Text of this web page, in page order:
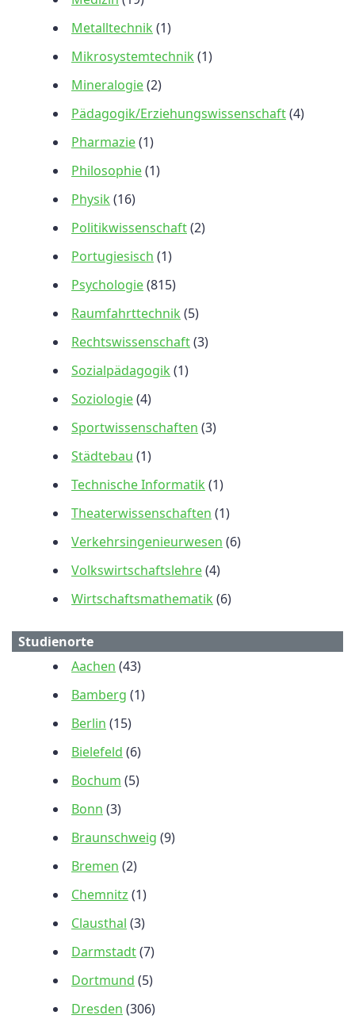
Metalltechnik (1)
Mikrosystemtechnik (1)
Mineralogie(2)
Pädagogik/Erziehungswissenschaft(4)
Pharmazie(1)
Philosophie(1)
Physik (16)
Politikwissenschaft(2)
Portugiesisch (1)
Psychologie(815)
Raumfahrttechnik (5)
Rechtswissenschaft(3)
Sozialpädagogik (1)
Soziologie(4)
Sportwissenschaften (3)
Städtebau (1)
Technische Informatik (1)
Theaterwissenschaften (1)
Verkehrsingenieurwesen (6)
Volkswirtschaftslehre(4)
Wirtschaftsmathematik (6)
Studienorte
Aachen (43)
Bamberg (1)
Berlin (15)
Bielefeld (6)
Bochum (5)
Bonn (3)
Braunschweig (9)
Bremen (2)
Chemnitz (1)
Clausthal (3)
Darmstadt(7)
Dortmund (5)
Dresden (306)